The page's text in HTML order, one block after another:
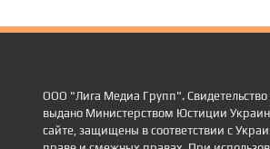
ООО "Лига Медиа Групп".
выдано Министерством Юстиции
сайте, защищены в соответствии с